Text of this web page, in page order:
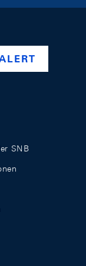
swiss-
SNB